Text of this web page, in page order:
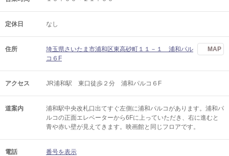
定休日 なし
住所
埼玉県さいたま市浦和区東高砂町１１－１ 浦和パル
コ６F
MAP
アクセス JR浦和駅 東口徒歩２分 浦和パルコ６F
道案内
浦和駅中央改札口出てすぐ左側に浦和パルコがあります。浦和パ
ルコの正面エレベーターから6Fに上っていただき、右に進むと
青や赤い壁が見えてきます。映画館と同じフロアです。
電話 番号を表示